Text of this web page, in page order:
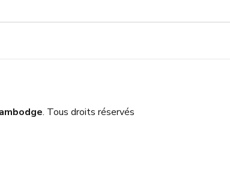
. Tous droits réservés